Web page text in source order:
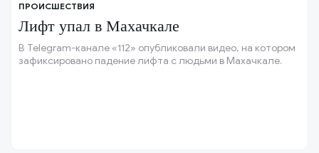
ПРОИСШЕСТВИЯ
Лифт упал в Махачкале
В Telegram-канале «112» опубликовали видео, на котором
зафиксировано падение лифта с людьми в Махачкале.